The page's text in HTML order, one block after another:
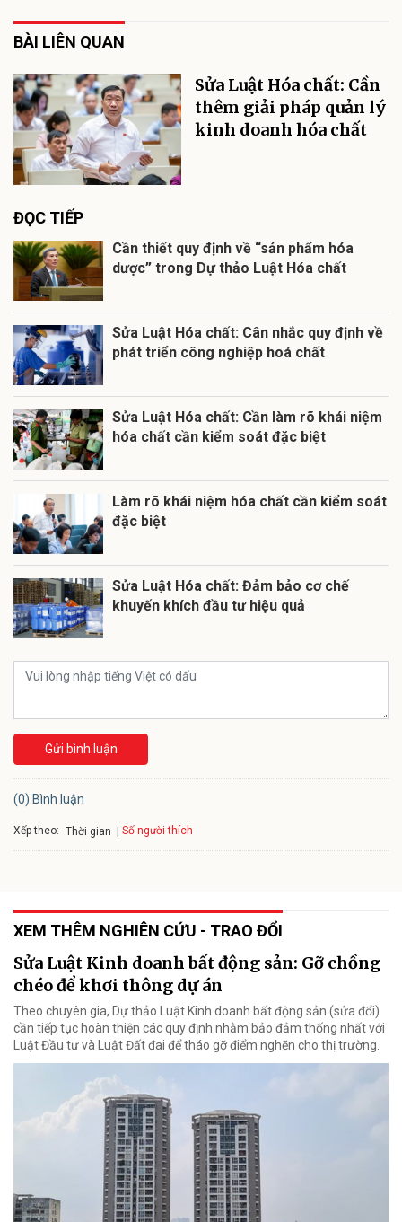
BÀI LIÊN QUAN
Sửa Luật Hóa chất: Cần
thêm giải pháp quản lý
kinh doanh hóa chất
ĐỌC TIẾP
Cần thiết quy định về “sản phẩm hóa
dược” trong Dự thảo Luật Hóa chất
Sửa Luật Hóa chất: Cân nhắc quy định về
phát triển công nghiệp hoá chất
Sửa Luật Hóa chất: Cần làm rõ khái niệm
hóa chất cần kiểm soát đặc biệt
Làm rõ khái niệm hóa chất cần kiểm soát
đặc biệt
Sửa Luật Hóa chất: Đảm bảo cơ chế
khuyến khích đầu tư hiệu quả
Gửi bình luận
(0) Bình luận
Xếp theo: Thời gian Số người thích
XEM THÊM NGHIÊN CỨU - TRAO ĐỔI
Sửa Luật Kinh doanh bất động sản: Gỡ chồng
chéo để khơi thông dự án
Theo chuyên gia, Dự thảo Luật Kinh doanh bất động sản (sửa đổi)
cần tiếp tục hoàn thiện các quy định nhằm bảo đảm thống nhất với
Luật Đầu tư và Luật Đất đai để tháo gỡ điểm nghẽn cho thị trường.